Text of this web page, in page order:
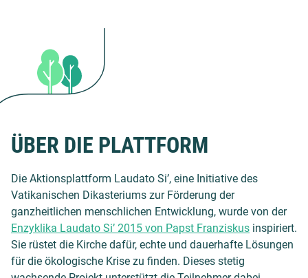
ÜBER DIE PLATTFORM
Die Aktionsplattform Laudato Si’, eine Initiative des
Vatikanischen Dikasteriums zur Förderung der
ganzheitlichen menschlichen Entwicklung, wurde von der
Enzyklika Laudato Si’ 2015 von Papst Franziskus inspiriert.
Sie rüstet die Kirche dafür, echte und dauerhafte Lösungen
für die ökologische Krise zu finden. Dieses stetig